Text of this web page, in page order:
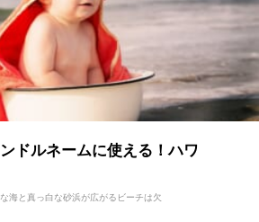
ドルネームに使える！ハワ
海と真っ白な砂浜が広がるビーチは欠